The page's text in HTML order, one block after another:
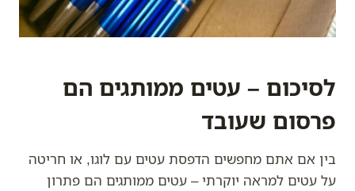
לסיכום – עטים ממותגים הם
פרסום שעובד
בין אם אתם מחפשים הדפסת עטים עם לוגו, או חריטה
על עטים למראה יוקרתי – עטים ממותגים הם פתרון